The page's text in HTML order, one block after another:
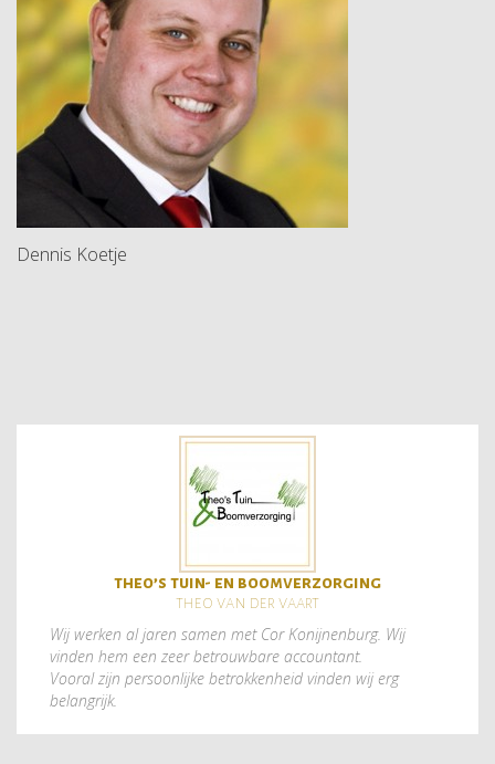
Dennis Koetje
theo’s tuin- en boomverzorging
theo van der vaart
Wij werken al jaren samen met Cor Konijnenburg. Wij
vinden hem een zeer betrouwbare accountant.
Vooral zijn persoonlijke betrokkenheid vinden wij erg
belangrijk.